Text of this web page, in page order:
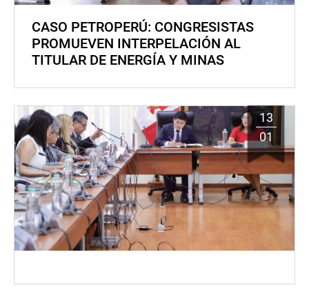
CASO PETROPERÚ: CONGRESISTAS
PROMUEVEN INTERPELACIÓN AL
TITULAR DE ENERGÍA Y MINAS
13
01